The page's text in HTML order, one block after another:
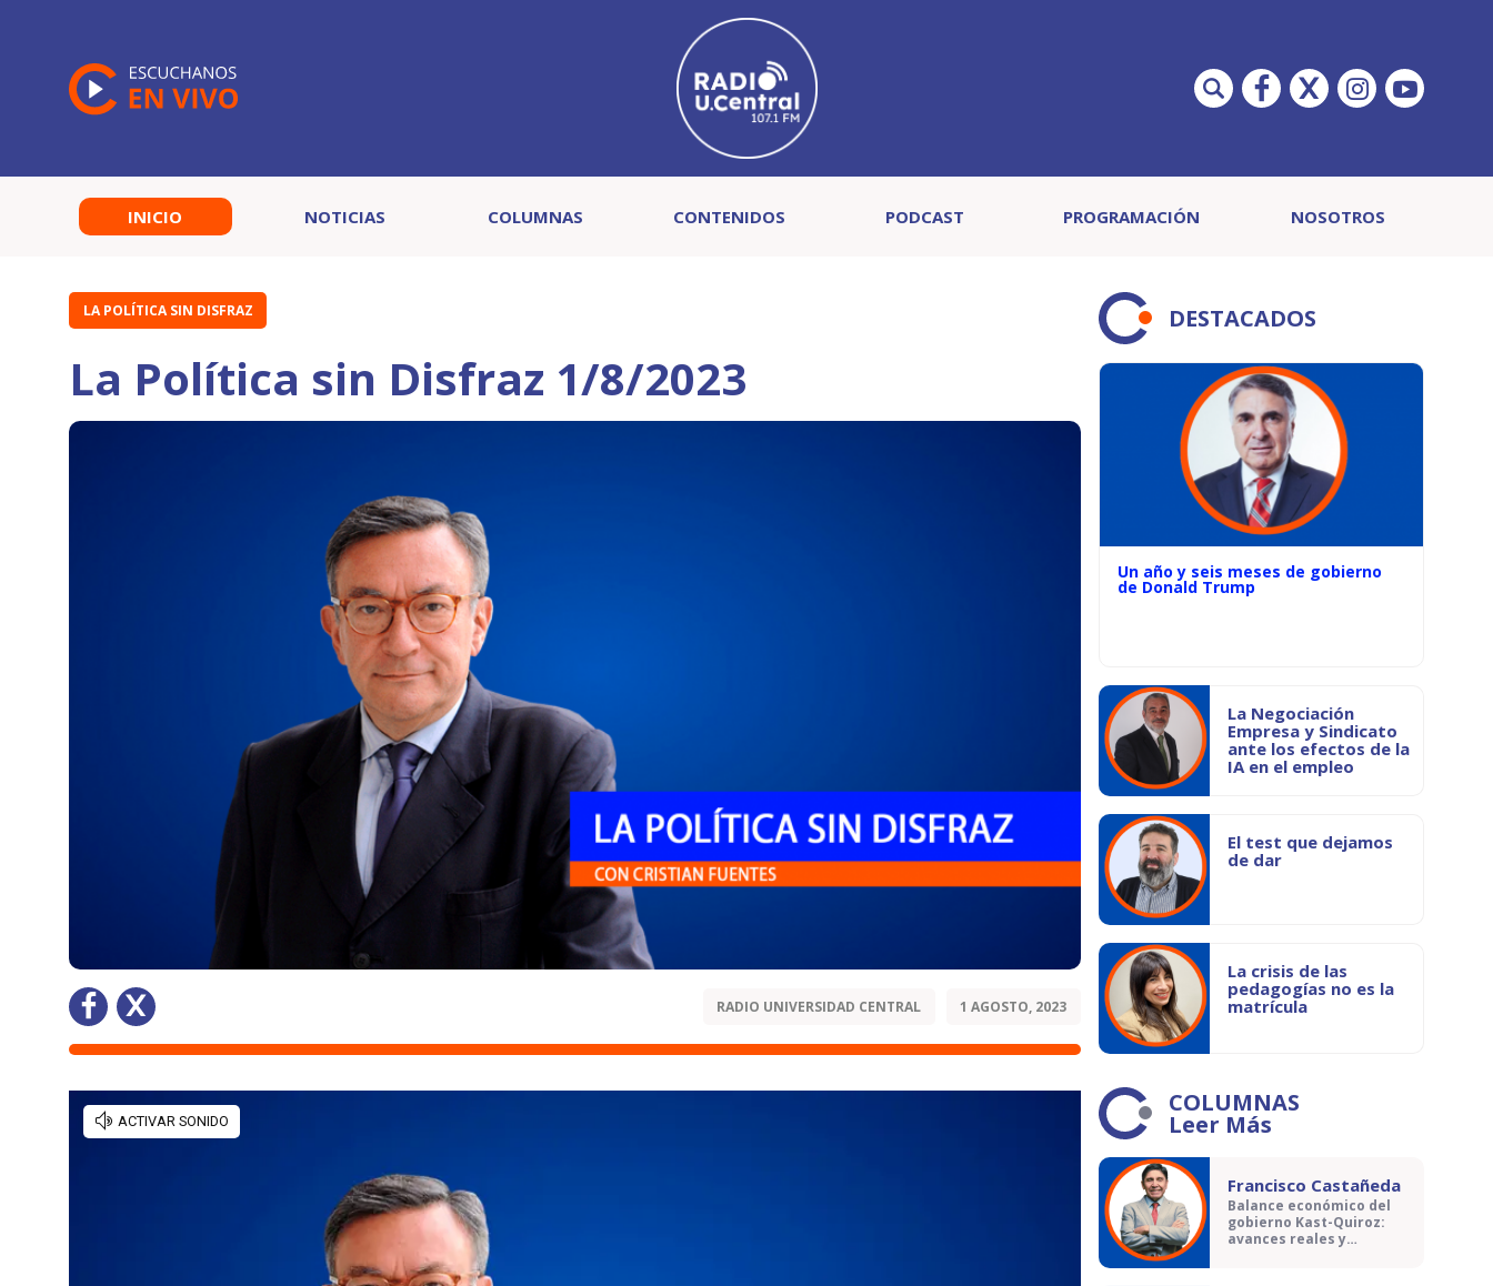
INICIO NOTICIAS COLUMNAS CONTENIDOS PODCAST PROGRAMACIÓN NOSOTROS
LA POLÍTICA SIN DISFRAZ
La Política sin Disfraz 1/8/2023
RADIO UNIVERSIDAD CENTRAL 1 AGOSTO, 2023
DESTACADOS
Un año y seis meses de gobierno
de Donald Trump
La Negociación
Empresa y Sindicato
ante los efectos de la
IA en el empleo
El test que dejamos
de dar
La crisis de las
pedagogías no es la
matrícula
COLUMNAS
Leer Más
Francisco Castañeda
Balance económico del
gobierno Kast-Quiroz:
avances reales y